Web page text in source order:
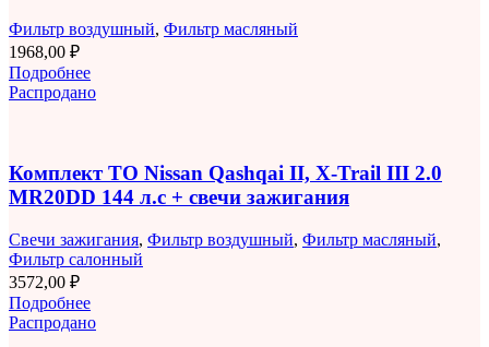
Фильтр воздушный, Фильтр масляный
1968,00 ₽
Подробнее
Распродано
Комплект ТО Nissan Qashqai II, X-Trail III 2.0
MR20DD 144 л.с + свечи зажигания
Свечи зажигания, Фильтр воздушный, Фильтр масляный,
Фильтр салонный
3572,00 ₽
Подробнее
Распродано